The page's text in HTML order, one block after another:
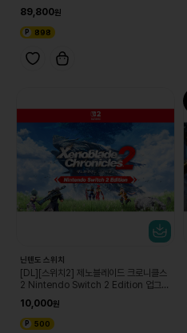
89,800
898
닌텐도 스위치
[DL][스위치2] 제노블레이드 크로니클스
2 Nintendo Switch 2 Edition 업그레
10,000
500